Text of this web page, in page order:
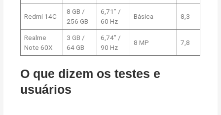
Redmi 14C
8 GB /
256 GB
6,71″ /
60 Hz
Básica 8,3
Realme
Note 60X
3 GB /
64 GB
6,74″ /
90 Hz
8 MP 7,8
O que dizem os testes e
usuários